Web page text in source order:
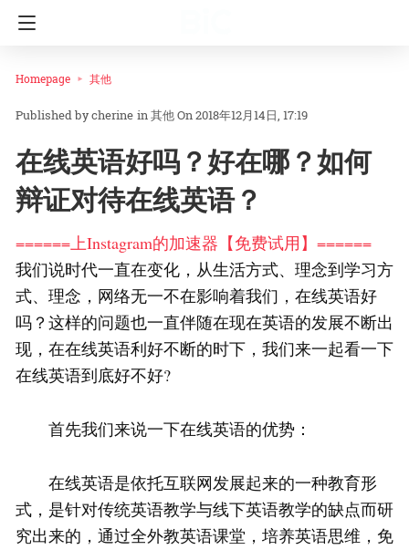
Homepage 其他
cherine in其他On 2018年12月14日, 17:19
在线英语好吗？好在哪？如何
辩证对待在线英语？
======上Instagram的加速器【免费试用】======
我们说时代一直在变化，从生活方式、理念到学习方
式、理念，网络无一不在影响着我们，在线英语好
吗？这样的问题也一直伴随在现在英语的发展不断出
现，在在线英语利好不断的时下，我们来一起看一下
在线英语到底好不好?
首先我们来说一下在线英语的优势：
在线英语是依托互联网发展起来的一种教育形
式，是针对传统英语教学与线下英语教学的缺点而研
究出来的，通过全外教英语课堂，培养英语思维，免